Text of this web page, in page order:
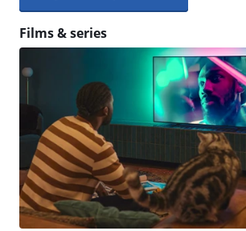
Films & series